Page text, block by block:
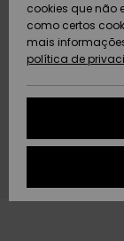
AJUDA
SUSTAINABILITY
PRESENTE
cookies que não
como certos
mais
política de